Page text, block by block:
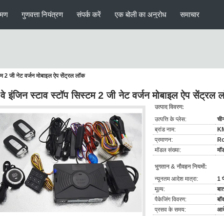
गुणवत्ता नियंत्रण संपर्क करें एक बोली का अनुरोध समाचार
2 जी नेट वर्जन मोबाइल ऐप सेंट्रल लॉक
इंजिन स्टाव स्टॉप सिस्टम 2 जी नेट वर्जन मोबाइल ऐप सेंट्रल
उत्पाद विवरण:
उत्पत्ति के प्लेस:
ब्रांड नाम:
प्रमाणन:
मॉडल संख्या:
भुगतान & नौवहन नियमों:
न्यूनतम आदेश मात्रा:
1
मूल्य:
पैकेजिंग विवरण:
प्रसव के समय: